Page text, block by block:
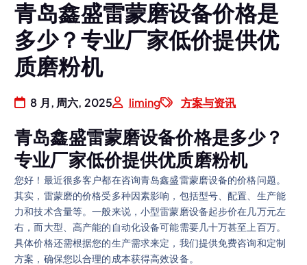
青岛鑫盛雷蒙磨设备价格是
多少？专业厂家低价提供优
质磨粉机
8 月, 周六, 2025 liming 方案与资讯
青岛鑫盛雷蒙磨设备价格是多少？
专业厂家低价提供优质磨粉机
您好！最近很多客户都在咨询青岛鑫盛雷蒙磨设备的价格问题。
其实，雷蒙磨的价格受多种因素影响，包括型号、配置、生产能
力和技术含量等。一般来说，小型雷蒙磨设备起步价在几万元左
右，而大型、高产能的自动化设备可能需要几十万甚至上百万。
具体价格还需根据您的生产需求来定，我们提供免费咨询和定制
方案，确保您以合理的成本获得高效设备。